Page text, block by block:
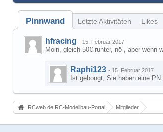
Pinnwand Letzte Aktivitäten Likes
hfracing - 15. Februar 2017
Moin, gleich 50€ runter, nö , aber
Raphi123 - 15. Februar 2017
Ist gebongt, Sie haben eine PN
RCweb.de RC-Modellbau-Portal Mitglieder